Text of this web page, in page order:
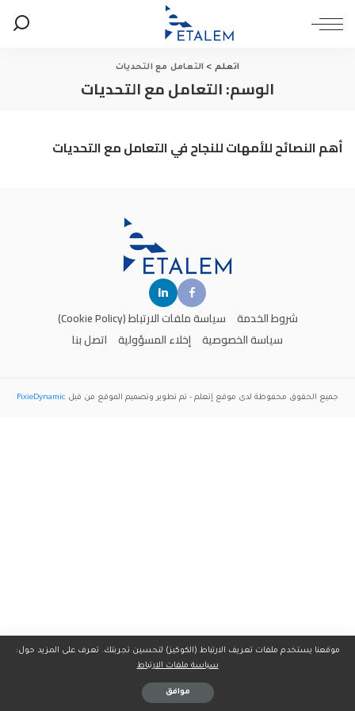
اتعلم > التعامل مع التحديات
الوسم:التعامل مع التحديات
أهم النصائح للأمهات للنجاح في التعامل مع التحديات
شروط الخدمة سياسة ملفات الارتباط (Cookie Policy)
سياسة الخصوصية إخلاء المسؤولية اتصل بنا
جميع الحقوق محفوظة لدى موقع إتعلم - تم تطوير وتصميم الموقع من قبل PixieDynamic
موقعنا يستخدم ملفات تعريف الارتباط (الكوكيز) لتحسين تجربتك. تعرف على المزيد حول:
سياسة ملفات الارتباط
موافق